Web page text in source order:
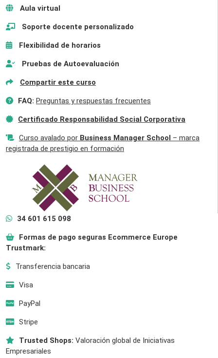
Aula virtual
Soporte docente personalizado
Flexibilidad de horarios
Pruebas de Autoevaluación
Compartir este curso
FAQ: Preguntas y respuestas frecuentes
Certificado Responsabilidad Social Corporativa
Curso avalado por Business Manager School – marca
registrada de prestigio en formación
34 601 615 098
Formas de pago seguras Ecommerce Europe
Trustmark:
Transferencia bancaria
Visa
PayPal
Stripe
Trusted Shops: Valoración global de Iniciativas
Empresariales